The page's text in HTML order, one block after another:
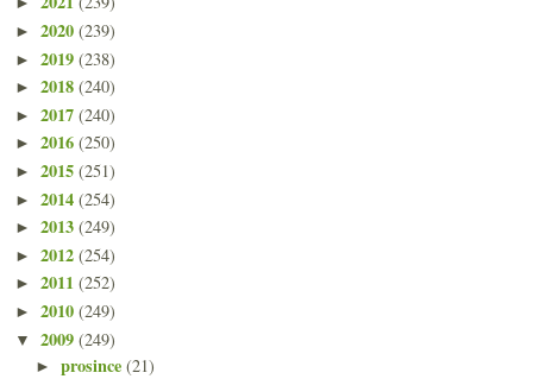
► 2020 (239)
► 2019 (238)
► 2018 (240)
► 2017 (240)
► 2016 (250)
► 2015 (251)
► 2014 (254)
► 2013 (249)
► 2012 (254)
► 2011 (252)
► 2010 (249)
▼ 2009 (249)
►prosince(21)